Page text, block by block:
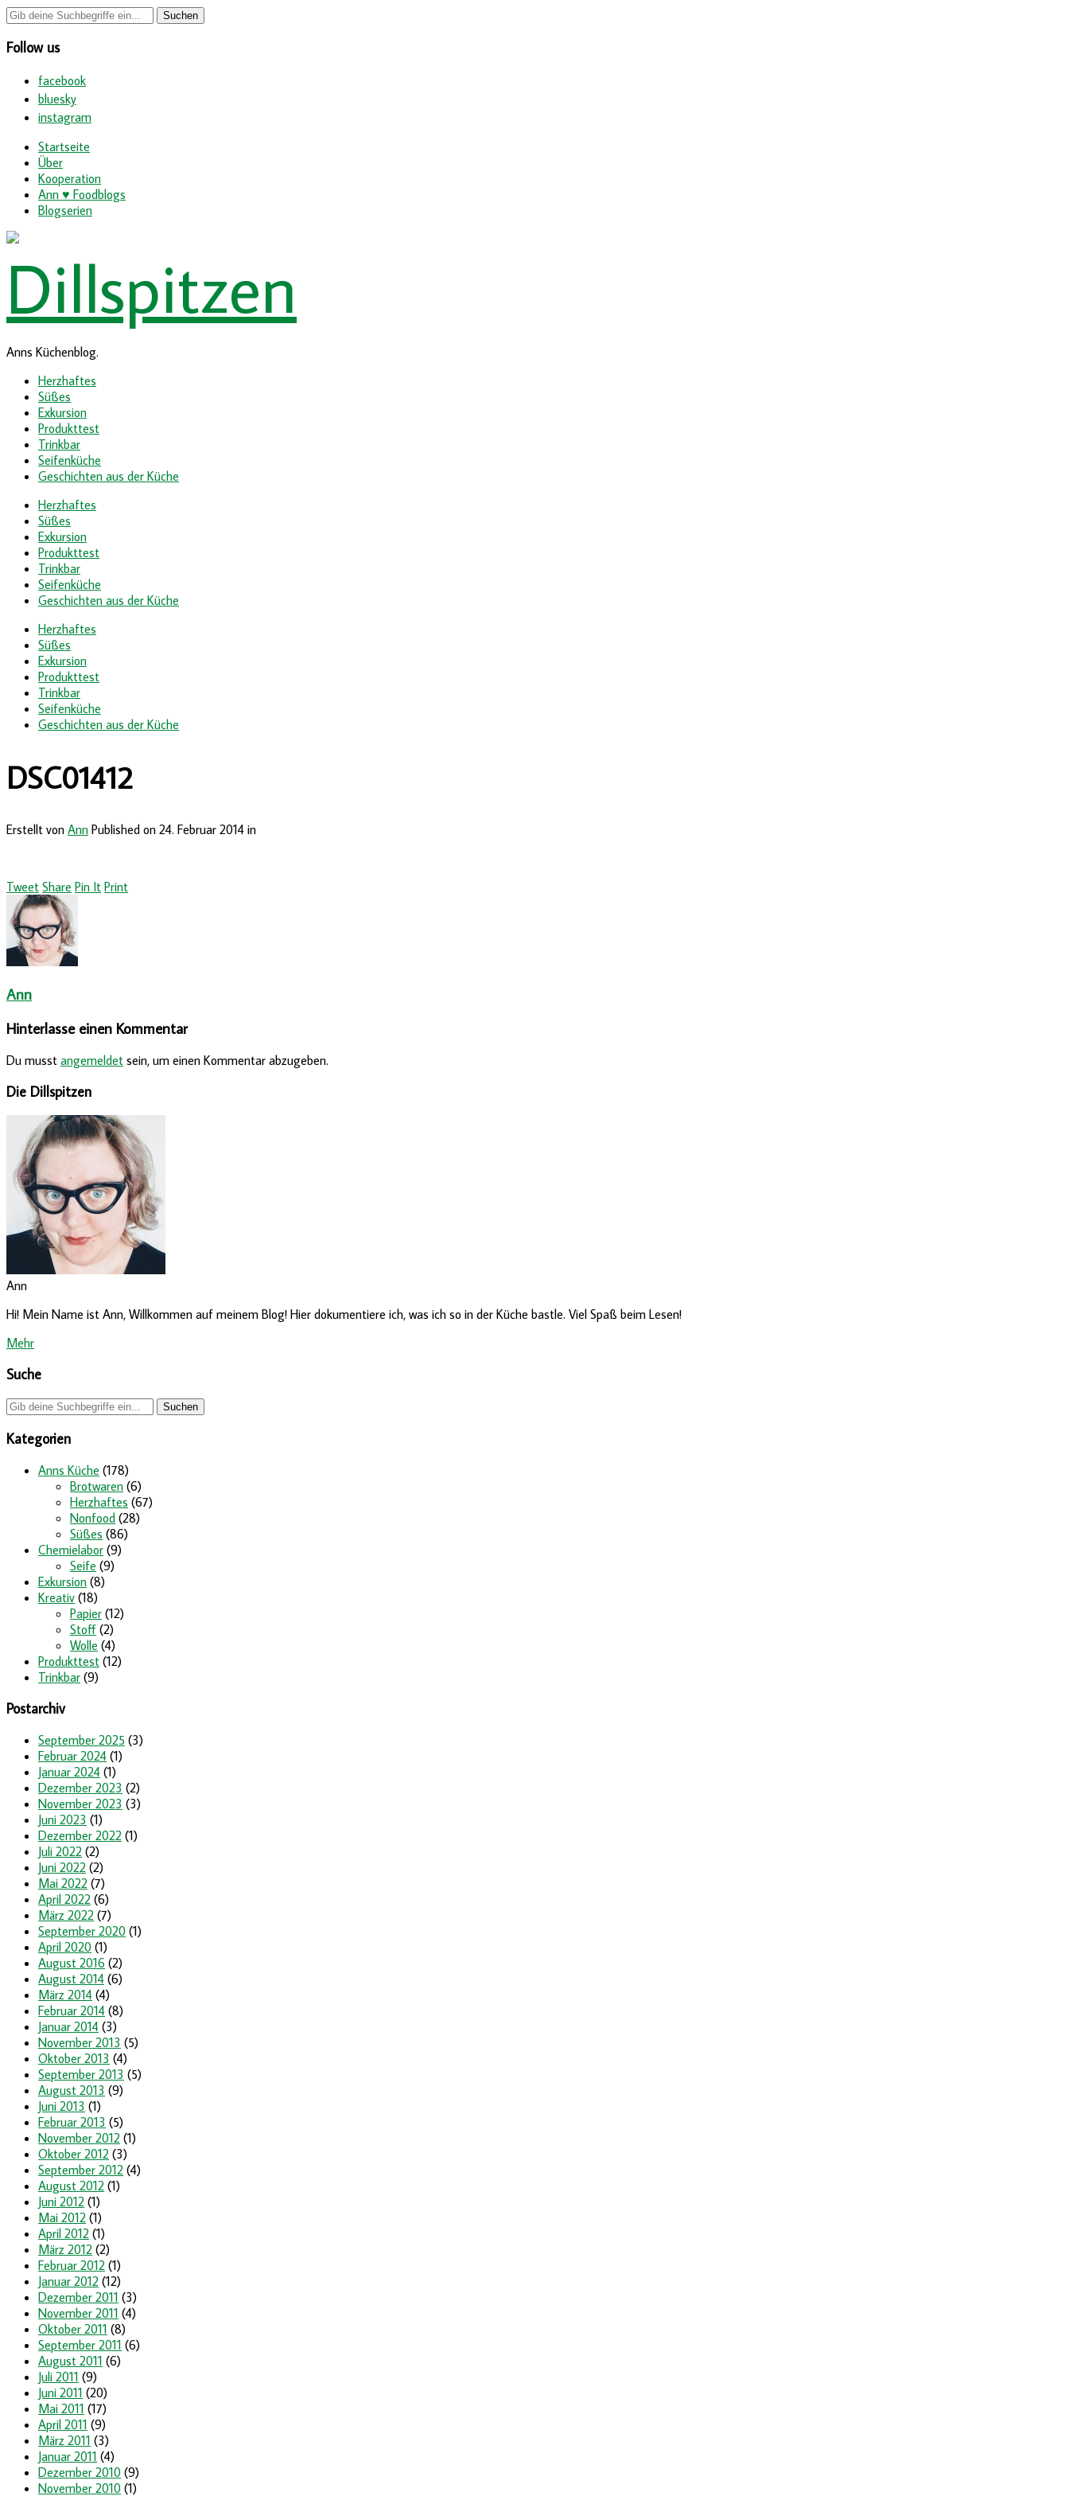
Follow us
facebook
bluesky
instagram
Startseite
Über
Kooperation
Ann ♥ Foodblogs
Blogserien
Anns Küchenblog.
Herzhaftes
Süßes
Exkursion
Produkttest
Trinkbar
Seifenküche
Geschichten aus der Küche
Herzhaftes
Süßes
Exkursion
Produkttest
Trinkbar
Seifenküche
Geschichten aus der Küche
Herzhaftes
Süßes
Exkursion
Produkttest
Trinkbar
Seifenküche
Geschichten aus der Küche
DSC01412
Erstellt von Ann Published on 24. Februar 2014 in
Tweet Share Pin It Print
Ann
Hinterlasse einen Kommentar
Du musst angemeldet sein, um einen Kommentar abzugeben.
Die Dillspitzen
Ann
Hi! Mein Name ist Ann, Willkommen auf meinem Blog! Hier dokumentiere ich, was ich so in der Küche bastle. Viel Spaß beim Lesen!
Mehr
Suche
Kategorien
Anns Küche (178)
Brotwaren (6)
Herzhaftes (67)
Nonfood (28)
Süßes (86)
Chemielabor (9)
Seife (9)
Exkursion (8)
Kreativ (18)
Papier (12)
Stoff (2)
Wolle (4)
Produkttest (12)
Trinkbar (9)
Postarchiv
September 2025 (3)
Februar 2024 (1)
Januar 2024 (1)
Dezember 2023 (2)
November 2023 (3)
Juni 2023 (1)
Dezember 2022 (1)
Juli 2022 (2)
Juni 2022 (2)
Mai 2022 (7)
April 2022 (6)
März 2022 (7)
September 2020 (1)
April 2020 (1)
August 2016 (2)
August 2014 (6)
März 2014 (4)
Februar 2014 (8)
Januar 2014 (3)
November 2013 (5)
Oktober 2013 (4)
September 2013 (5)
August 2013 (9)
Juni 2013 (1)
Februar 2013 (5)
November 2012 (1)
Oktober 2012 (3)
September 2012 (4)
August 2012 (1)
Juni 2012 (1)
Mai 2012 (1)
April 2012 (1)
März 2012 (2)
Februar 2012 (1)
Januar 2012 (12)
Dezember 2011 (3)
November 2011 (4)
Oktober 2011 (8)
September 2011 (6)
August 2011 (6)
Juli 2011 (9)
Juni 2011 (20)
Mai 2011 (17)
April 2011 (9)
März 2011 (3)
Januar 2011 (4)
Dezember 2010 (9)
November 2010 (1)